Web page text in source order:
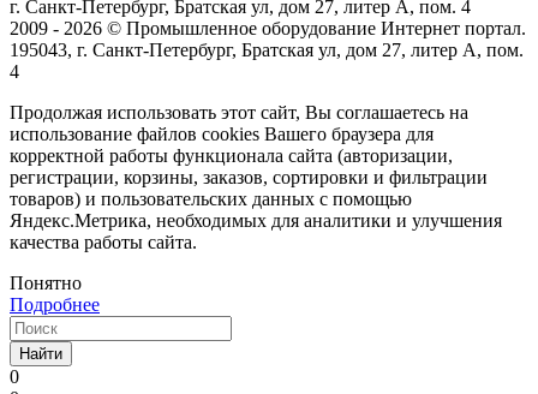
г. Санкт-Петербург, Братская ул, дом 27, литер А, пом. 4
2009 - 2026 © Промышленное оборудование Интернет портал.
195043, г. Санкт-Петербург, Братская ул, дом 27, литер А, пом.
4
Продолжая использовать этот сайт, Вы соглашаетесь на
использование файлов cookies Вашего браузера для
корректной работы функционала сайта (авторизации,
регистрации, корзины, заказов, сортировки и фильтрации
товаров) и пользовательских данных с помощью
Яндекс.Метрика, необходимых для аналитики и улучшения
качества работы сайта.
Понятно
Подробнее
Найти
0